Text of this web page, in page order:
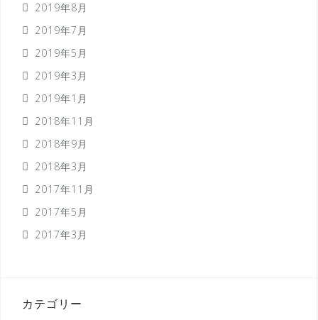
2019年8月
2019年7月
2019年5月
2019年3月
2019年1月
2018年11月
2018年9月
2018年3月
2017年11月
2017年5月
2017年3月
カテゴリー